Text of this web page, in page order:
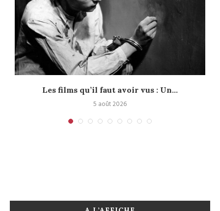
Les films qu’il faut avoir vus : Un...
5 août 2026